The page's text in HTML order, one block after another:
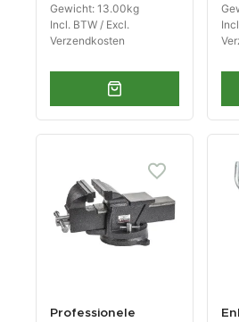
Gewicht: 13.00kg
Incl. BTW / Excl.
Verzendkosten
Professionele